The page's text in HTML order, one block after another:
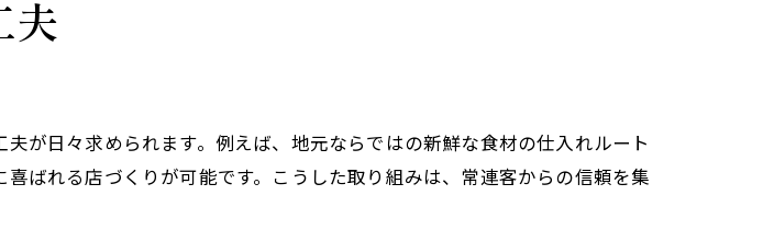
成長するための経営術
ントで果たす役割を考える
た居酒屋経営の工夫集
夫
が日々求められます。例えば、地元ならではの新鮮な食材の仕入れルート
ばれる店づくりが可能です。こうした取り組みは、常連客からの信頼を集